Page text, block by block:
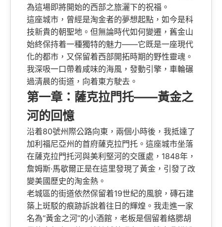
為這場即將開始的西部之旅灑下的祝福。
這座城市，曾經是淘金者的夢想起點，如今是科
技新貴的朝聖地。但無論時代如何變遷，舊金山
始終保持着一種獨特的魅力——它既是一座現代
化的都市，又保留着西部開拓時期的野性靈魂。
我深吸一口帶着咸味的海風，發動引擎，車輪碾
過清晨的街道，向着東方駛去。
第一章：薩克拉門托——黃金之
河的回憶
沿着80號州際公路向東，兩個小時後，我抵達了
加利福尼亞州的首府薩克拉門托。這座城市坐落
在薩克拉門托河與美利堅河的交匯處，1848年，
詹姆斯·馬歇爾正是在這里發現了黃金，引發了改
變美國歷史的淘金熱。
老城區的街道依然保留着19世紀的風貌，磚石建
築上斑駁的痕跡訴說着往日的輝煌。我走進一家
名為“黃金之河”的小酒館，老板是個留着絡腮胡